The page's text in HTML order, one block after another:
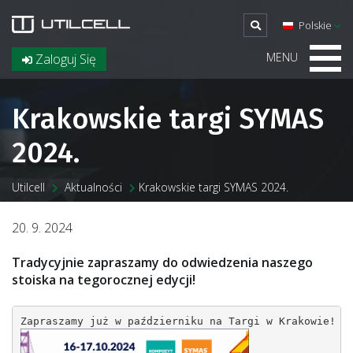
Zaloguj Się
Polskie
MENU
Krakowskie targi SYMAS
2024.
Utilcell Aktualności Krakowskie targi SYMAS 2024.
20. 9. 2024
Tradycyjnie zapraszamy do odwiedzenia naszego
stoiska na tegorocznej edycji!
Zapraszamy już w październiku na Targi w Krakowie!